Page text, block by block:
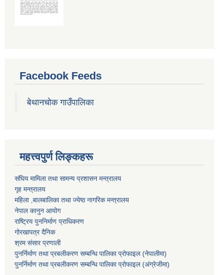
Facebook Feeds
बेथानचोक गाउँपालिका
महत्त्वपुर्ण लिङ्कहरू
संघिय मामिला तथा सामन्य प्रशासन मन्त्रालय
गृह मन्त्रालय
महिला ,बालबालिका तथा ज्येष्ठ नागरिक मन्त्रालय
नेपाल कानुन आयोग
राष्ट्रिय पुननिर्माण प्राधिकरण
गोरखापत्र दैनिक
श्रम संसार प्रणाली
पुनर्निर्माण तथा प्रबलीकरण सम्बन्धि पालिका प्राेफाइल (नेपालीमा)
पुनर्निर्माण तथा प्रबलीकरण सम्बन्धि पालिका प्राेफाइल(अंग्रेजीमा)